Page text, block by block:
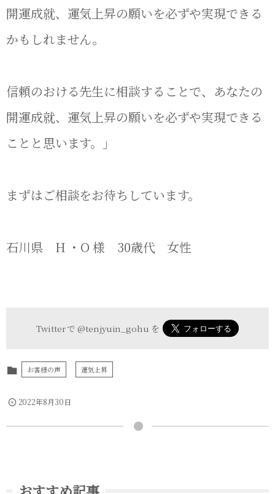
開運成就、運気上昇の願いを必ずや実現できる
かもしれません。
信頼のおける先生に相談することで、あなたの
開運成就、運気上昇の願いを必ずや実現できる
ことと思います。」
まずはご相談をお待ちしています。
石川県 H ・O 様 30歳代 女性
Twitter で@tenjyuin_gohu を
お客様の声 運気上昇
2022年8月30日